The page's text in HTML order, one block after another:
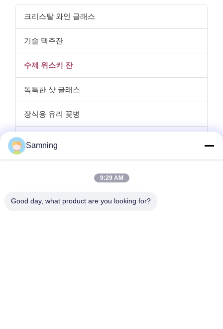
Normal safe package. MOQ
4800pcs Lead Time 45days
Our
quality glassware with a
크리스탈 와인 글래스
기술 맥주잔
수제 위스키 잔
독특한 샷 글래스
장식용 유리 꽃병
글라스 충전기 플레이트
Samning
9:29 AM
Good day, what product are you looking for?